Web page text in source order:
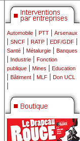
Automobile | PTT | Arsenaux
| SNCF | RATP | EDF/GDF |
Santé | Métalurgie | Banques
| Industrie | Fonction
publique | Mines | Education
| Bâtiment | MLF | Don UCL
|